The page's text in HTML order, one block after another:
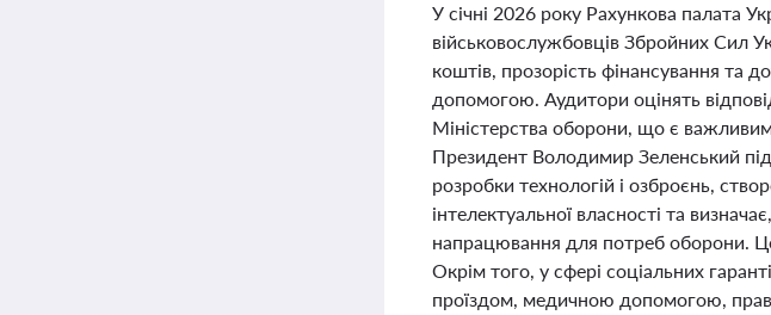
У січні 2026 року Рахункова палата
військовослужбовців Збройних Сил
коштів, прозорість фінансування та
допомогою. Аудитори оцінять
Міністерства оборони, що є
Президент Володимир Зеленський
розробки технологій і озброєнь,
інтелектуальної власності та
напрацювання для потреб оборони.
Окрім того, у сфері соціальних
проїздом, медичною допомогою,